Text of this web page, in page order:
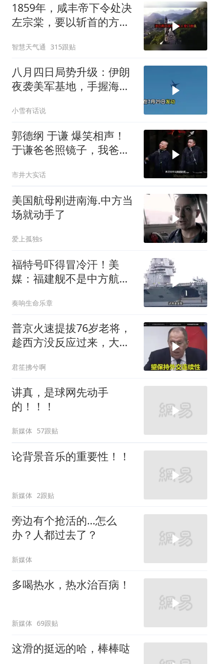
1859年，咸丰帝下令处决
左宗棠，要以斩首的方式
的关头
智慧天气通 315跟贴
八月四日局势升级：伊朗
夜袭美军基地，手握海峡
小雪有话说
郭德纲 于谦 爆笑相声！
于谦爸爸照镜子，我爸爸
了
市井大实话
美国航母刚进南海.中方当
场就动手了
爱上孤独s
福特号吓得冒冷汗！美
媒：福建舰不是中方航母
奏响生命乐章
普京火速提拔76岁老将，
趁西方没反应过来，大鹅
君笙拂兮啊
讲真，是球网先动手
的！！！
新媒体 57跟贴
论背景音乐的重要性！！
新媒体 2跟贴
旁边有个抢活的…怎么
办？人都过去了？
新媒体
多喝热水，热水治百病！
新媒体 69跟贴
这滑的挺远的哈，棒棒哒